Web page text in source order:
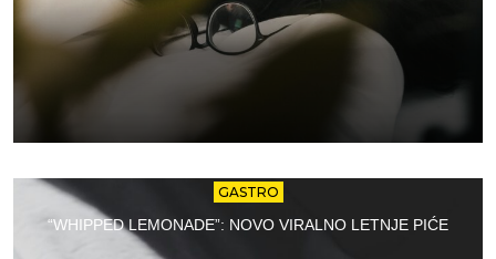
GASTRO
“WHIPPED LEMONADE”: NOVO VIRALNO LETNJE PIĆE